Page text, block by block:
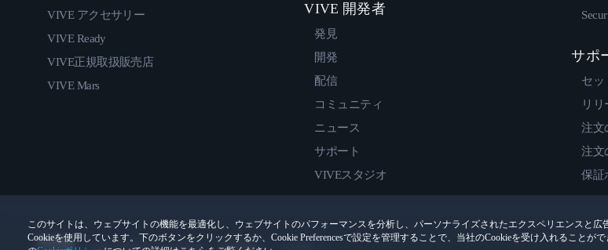
このサイトは、ウェブサイトの機能を最適化し、ウェブサイトのパフォーマンスを分析し、パーソナライズされたエクスペリエンスと広
Cookieを使用しています。下のボタンをクリックするか、Cookie Preferencesで設定を管理することで、当社のCookieを受け入れることが
VIVE アクセサリー
VIVE Ready
VIVE正規取扱販売店
VIVE Mars
VIVE 開発者
発見
開発
配信
コミュニティ
ニュース
サポート
VIVEスタジオ
サポ
セッ
リリ
注文
注文
保証
© 2011-2026 HTC Corporation 法的情報